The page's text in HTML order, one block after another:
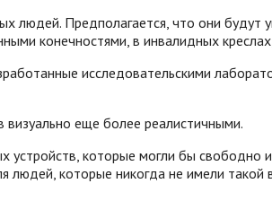
людей. Предполагается, что они будут
конечностями, в инвалидных
исследовательскими
визуально еще более реалистичными.
устройств, которые могли бы свободно
людей, которые никогда не имели